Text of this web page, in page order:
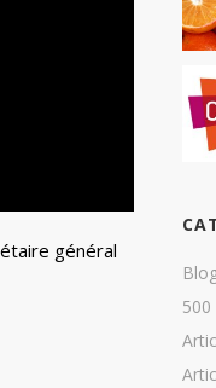
général